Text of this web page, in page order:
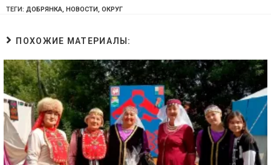
ТЕГИ: ДОБРЯНКА, НОВОСТИ, ОКРУГ
ПОХОЖИЕ МАТЕРИАЛЫ: